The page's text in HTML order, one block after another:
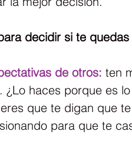
decidir si te quedas
de otros: ten
¿Lo haces porque es
que te digan que
para que te